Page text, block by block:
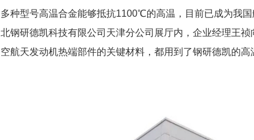
多种型号高温合金能够抵抗1100℃的高温，目前已成为我
北钢研德凯科技有限公司天津分公司展厅内，企业经理王
空航天发动机热端部件的关键材料，都用到了钢研德凯的高